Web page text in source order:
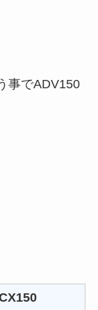
事でADV150